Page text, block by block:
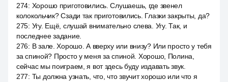
274: Хорошо приготовились. Слушаешь, где звенел
колокольчик? Сзади так приготовились. Глазки закрыты, да?
275: Угу. Ещё, слушай внимательно слева. Угу. Так, и
последнее задание.
276: В зале. Хорошо. А вверху или внизу? Или просто у тебя
за спиной? Просто у меня за спиной. Хорошо, Полина,
сейчас мы поиграем, я вот здесь буду издавать звук.
277: Ты должна узнать, что, что звучит хорошо или что я